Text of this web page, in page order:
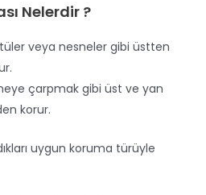
Nelerdir ?
veya nesneler gibi üstten
çarpmak gibi üst ve yan
korur.
uygun koruma türüyle